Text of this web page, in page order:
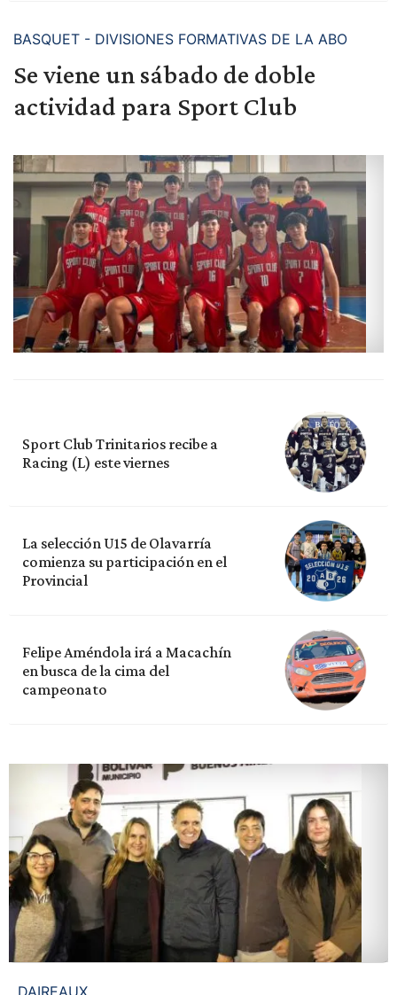
BASQUET - DIVISIONES FORMATIVAS DE LA ABO
Se viene un sábado de doble
actividad para Sport Club
Sport Club Trinitarios recibe a
Racing (L) este viernes
La selección U15 de Olavarría
comienza su participación en el
Provincial
Felipe Améndola irá a Macachín
en busca de la cima del
campeonato
DAIREAUX